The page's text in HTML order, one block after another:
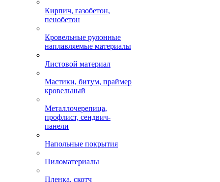
Кирпич, газобетон,
пенобетон
Кровельные рулонные
наплавляемые материалы
Листовой материал
Мастики, битум, праймер
кровельный
Металлочерепица,
профлист, сендвич-
панели
Напольные покрытия
Пиломатериалы
Пленка, скотч